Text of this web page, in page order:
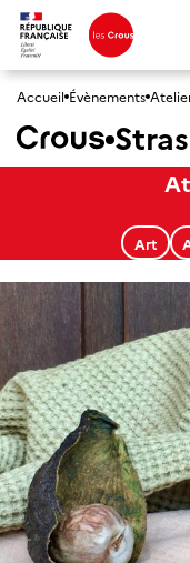
Accueil Évènements
Art